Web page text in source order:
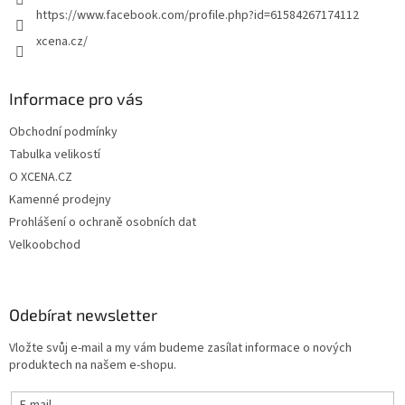
https://www.facebook.com/profile.php?id=61584267174112
xcena.cz/
Informace pro vás
Obchodní podmínky
Tabulka velikostí
O XCENA.CZ
Kamenné prodejny
Prohlášení o ochraně osobních dat
Velkoobchod
Odebírat newsletter
Vložte svůj e-mail a my vám budeme zasílat informace o nových
produktech na našem e-shopu.